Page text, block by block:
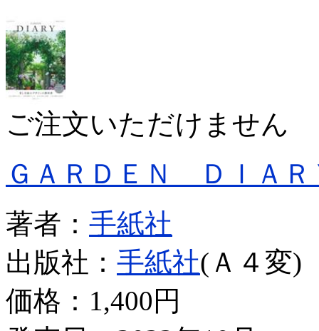
ご注文いただけません
ＧＡＲＤＥＮ ＤＩＡ
著者： 手紙社
出版社： 手紙社(Ａ４変)
価格： 1,400円